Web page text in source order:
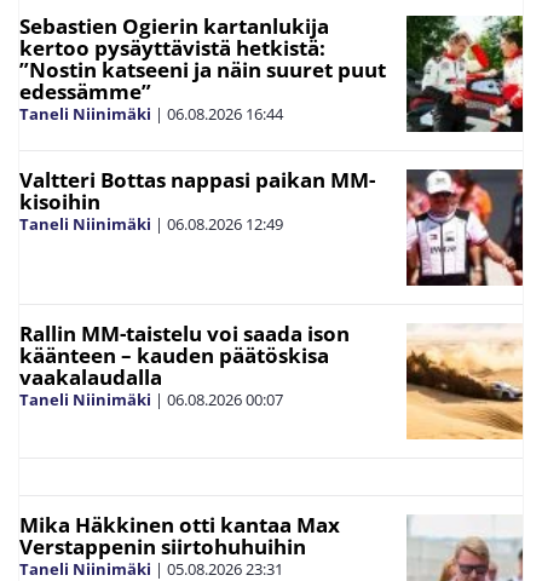
Sebastien Ogierin kartanlukija
kertoo pysäyttävistä hetkistä:
”Nostin katseeni ja näin suuret puut
edessämme”
Taneli Niinimäki | 06.08.2026 16:44
Valtteri Bottas nappasi paikan MM-
kisoihin
Taneli Niinimäki | 06.08.2026 12:49
Rallin MM-taistelu voi saada ison
käänteen – kauden päätöskisa
vaakalaudalla
Taneli Niinimäki | 06.08.202600:07
Mika Häkkinen otti kantaa Max
Verstappenin siirtohuhuihin
Taneli Niinimäki | 05.08.202623:31